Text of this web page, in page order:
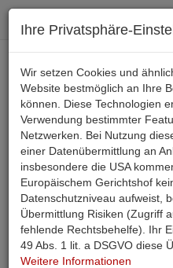
Ihre Privatsphäre-
Wir setzen Cookies und
Website bestmöglich an Ihre
können. Diese Technologien
Verwendung bestimmter
Netzwerken. Bei Nutzung
einer Datenübermittlung an
insbesondere die USA
Europäischem Gerichtshof
Datenschutzniveau aufweist,
Übermittlung Risiken (Zugriff
fehlende Rechtsbehelfe). Ihr
49 Abs. 1 lit. a DSGVO diese
Weitere Informationen
+43
Ferienwohnung in
zu mieten
Beschreibung